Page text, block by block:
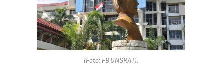
(Foto: FB UNSRAT).